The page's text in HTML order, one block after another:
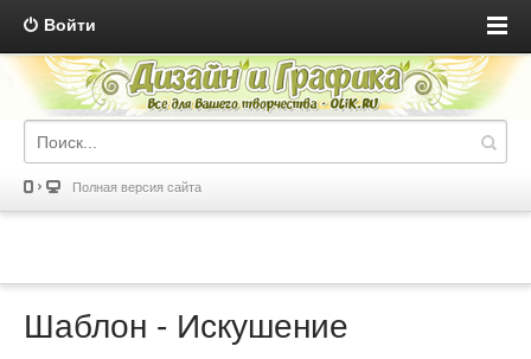
Войти
Полная версия сайта
Шаблон - Искушение